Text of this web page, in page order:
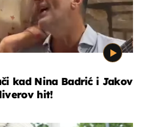
kad Nina Badrić i Jakov
hit!